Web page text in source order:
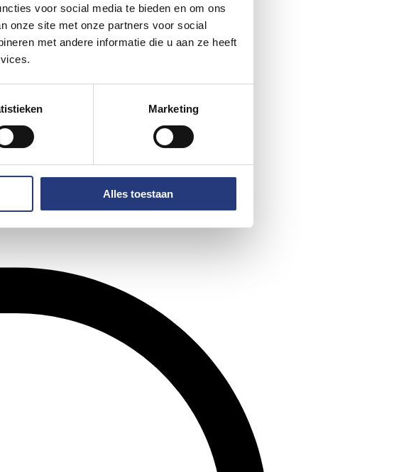
voor social media te bieden en om ons
onze site met onze partners voor social
met andere informatie die u aan ze heeft
Marketing
Alles toestaan